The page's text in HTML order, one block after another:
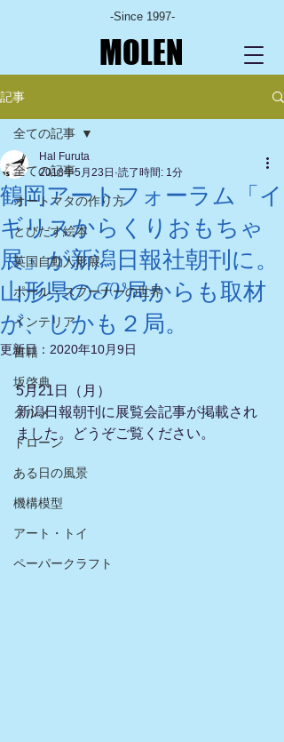
-Since 1997-
MOLEN
記事
全ての記事
オートマタの作り方
とびだす絵本
英国自動人形展
ポール・スプーナーの世界
インテリア
書籍
坂啓典
グルメ
ドローン
ある日の風景
機構模型
アート・トイ
ペーパークラフト
全ての記事
鶴岡アートフォーラム「イ
ギリスからくりおもちゃ
展」が新潟日報社朝刊に。
山形県のTV局からも取材
が、しかも２局。
Hal Furuta
2018年5月23日 読了時間: 1分
更新日： 2020年10月9日
5月21日（月）
新潟日報朝刊に展覧会記事が掲載され
ました。どうぞご覧ください。